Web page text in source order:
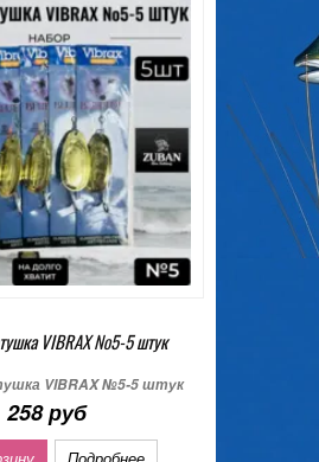
VIBRAX №5-5 штук
VIBRAX №5-5 штук
258 руб